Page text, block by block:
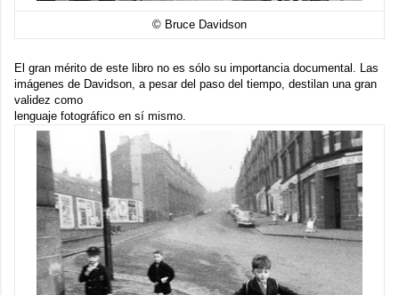
© Bruce Davidson
El gran mérito de este libro no es sólo su importancia documental. Las
imágenes de Davidson, a pesar del paso del tiempo, destilan una gran
validez como
lenguaje fotográfico en sí mismo.